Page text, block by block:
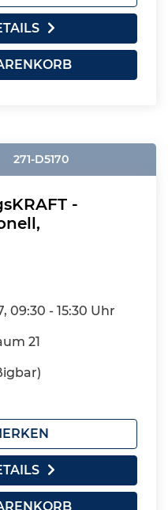
271-D5170
-
09:30 - 15:30 Uhr
21